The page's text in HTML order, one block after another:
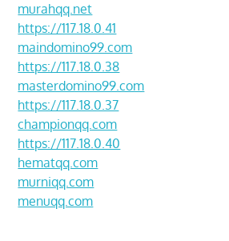
murahqq.net
https://117.18.0.41
maindomino99.com
https://117.18.0.38
masterdomino99.com
https://117.18.0.37
championqq.com
https://117.18.0.40
hematqq.com
murniqq.com
menuqq.com